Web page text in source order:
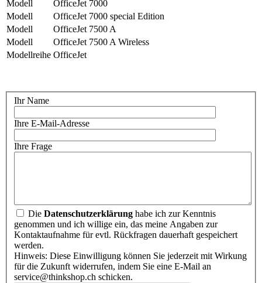
Modell
OfficeJet 7000
Modell
OfficeJet 7000 special Edition
Modell
OfficeJet 7500 A
Modell
OfficeJet 7500 A Wireless
Modellreihe OfficeJet
Ihr Name
Ihre E-Mail-Adresse
Ihre Frage
Die Datenschutzerklärung habe ich zur Kenntnis
genommen und ich willige ein, das meine Angaben zur
Kontaktaufnahme für evtl. Rückfragen dauerhaft gespeichert
werden.
Hinweis: Diese Einwilligung können Sie jederzeit mit Wirkung
für die Zukunft widerrufen, indem Sie eine E-Mail an
service@thinkshop.ch schicken.